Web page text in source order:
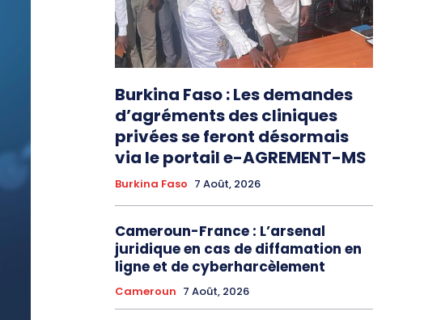
Burkina Faso : Les demandes
d’agréments des cliniques
privées se feront désormais
via le portail e-AGREMENT-MS
Burkina Faso 7 Août, 2026
Cameroun-France : L’arsenal
juridique en cas de diffamation en
ligne et de cyberharcèlement
Cameroun 7 Août, 2026